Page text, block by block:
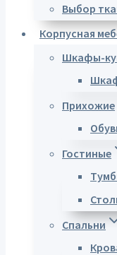
Выбор
Корпусная
Шкафы-
Прихожие
Гостиные
Спальни